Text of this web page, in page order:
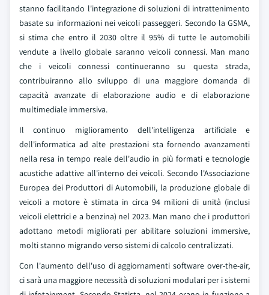
stanno facilitando l'integrazione di soluzioni di intrattenimento
basate su informazioni nei veicoli passeggeri. Secondo la GSMA,
si stima che entro il 2030 oltre il 95% di tutte le automobili
vendute a livello globale saranno veicoli connessi. Man mano
che i veicoli connessi continueranno su questa strada,
contribuiranno allo sviluppo di una maggiore domanda di
capacità avanzate di elaborazione audio e di elaborazione
multimediale immersiva.
Il continuo miglioramento dell'intelligenza artificiale e
dell'informatica ad alte prestazioni sta fornendo avanzamenti
nella resa in tempo reale dell'audio in più formati e tecnologie
acustiche adattive all'interno dei veicoli. Secondo l'Associazione
Europea dei Produttori di Automobili, la produzione globale di
veicoli a motore è stimata in circa 94 milioni di unità (inclusi
veicoli elettrici e a benzina) nel 2023. Man mano che i produttori
adottano metodi migliorati per abilitare soluzioni immersive,
molti stanno migrando verso sistemi di calcolo centralizzati.
Con l'aumento dell'uso di aggiornamenti software over-the-air,
ci sarà una maggiore necessità di soluzioni modulari per i sistemi